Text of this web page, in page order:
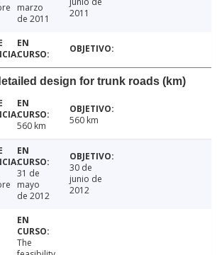
marzo
de 2011
2011
design for trunk roads (km)
560 km 560 km
31 de
mayo
de 2012
30 de
junio de
2012
The